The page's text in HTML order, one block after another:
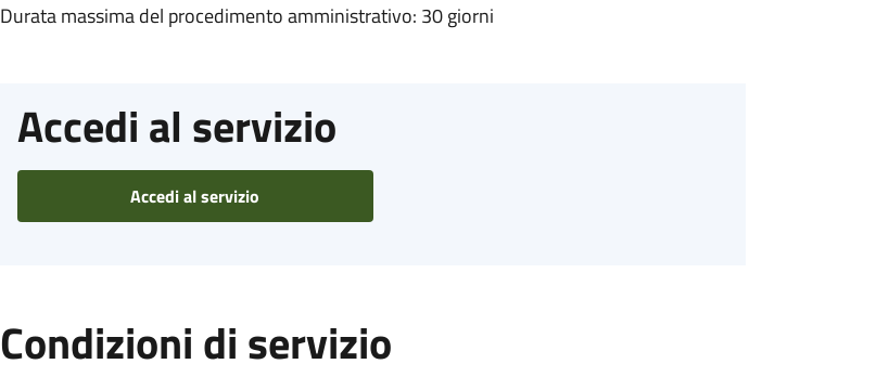
Durata massima del procedimento amministrativo: 30 giorni
Accedi al servizio
Accedi al servizio
Condizioni di servizio